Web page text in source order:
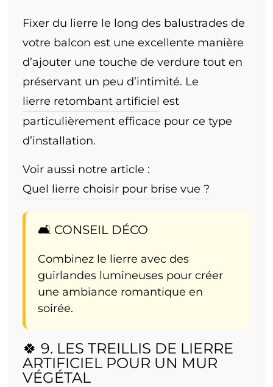
Fixer du lierre le long des balustrades de
votre balcon est une excellente manière
d’ajouter une touche de verdure tout en
préservant un peu d’intimité. Le
lierre retombant artificiel est
particulièrement efficace pour ce type
d’installation.
Voir aussi notre article :
Quel lierre choisir pour brise vue ?
🛋️ CONSEIL DÉCO
Combinez le lierre avec des
guirlandes lumineuses pour créer
une ambiance romantique en
soirée.
🍀 9. LES TREILLIS DE LIERRE
ARTIFICIEL POUR UN MUR
VÉGÉTAL